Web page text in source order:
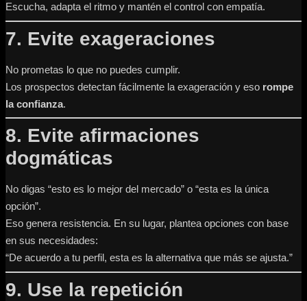
Escucha, adapta el ritmo y mantén el control con empatía.
7. Evite exageraciones
No prometas lo que no puedes cumplir.
Los prospectos detectan fácilmente la exageración y eso rompe
la confianza.
8. Evite afirmaciones
dogmáticas
No digas “esto es lo mejor del mercado” o “esta es la única
opción”.
Eso genera resistencia. En su lugar, plantea opciones con base
en sus necesidades:
“De acuerdo a tu perfil, esta es la alternativa que más se ajusta.”
9. Use la repetición